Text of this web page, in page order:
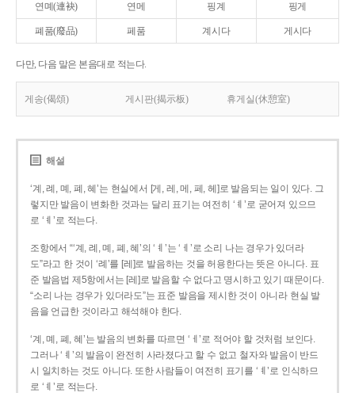
연몌(連袂) 연메 핑계 핑게
폐품(廢品) 페품 계시다 게시다
다만, 다음 말은 본음대로 적는다.
게송(偈頌) 게시판(揭示板) 휴게실(休憩室)
해설
‘계, 례, 몌, 폐, 혜’는 현실에서 [게, 레, 메, 페, 헤]로 발음되는 일이 있다. 그
렇지만 발음이 변화한 것과는 달리 표기는 여전히 ‘ㅖ’로 굳어져 있으므
로 ‘ㅖ’로 적는다.
조항에서 “‘계, 례, 몌, 폐, 혜’의 ‘ㅖ’는 ‘ㅔ’로 소리 나는 경우가 있더라
도”라고 한 것이 ‘례’를 [레]로 발음하는 것을 허용한다는 뜻은 아니다. 표
준 발음법 제5항에서는 [레]로 발음할 수 없다고 명시하고 있기 때문이다.
“소리 나는 경우가 있더라도”는 표준 발음을 제시한 것이 아니라 현실 발
음을 언급한 것이라고 해석해야 한다.
‘계, 몌, 폐, 혜’는 발음의 변화를 따르면 ‘ㅔ’로 적어야 할 것처럼 보인다.
그러나 ‘ㅖ’의 발음이 완전히 사라졌다고 할 수 없고 철자와 발음이 반드
시 일치하는 것도 아니다. 또한 사람들이 여전히 표기를 ‘ㅖ’로 인식하므
로 ‘ㅖ’로 적는다.